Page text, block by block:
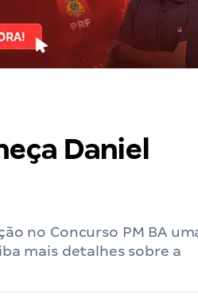
Daniel
no Concurso PM BA
mais detalhes sobre a